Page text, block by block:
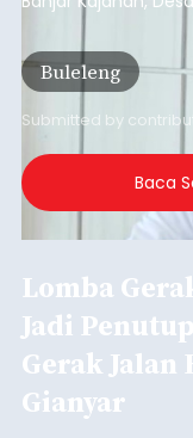
Seririt, dilaporkan
setelah
2026.
Buleleng
Submitted by
Baca
Lomba
Jadi
Gerak Jalan
Gianyar